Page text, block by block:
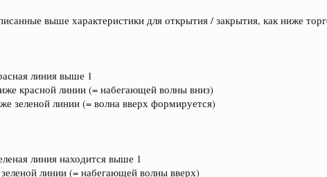
выше характеристики для открытия / закрытия, как ниже
линия выше 1
красной линии (= набегающей волны вниз)
зеленой линии (= волна вверх формируется)
линия находится выше 1
линии (= набегающей волны вверх)